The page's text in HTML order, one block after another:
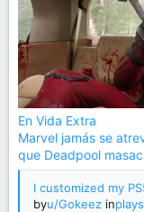
En Vida Extra
Marvel jamás se
que Deadpool
I customized my
byu/Gokeez in